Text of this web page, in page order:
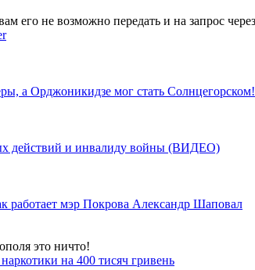
его не возможно передать и на запрос
а Орджоникидзе мог стать Солнцегорском!
действий и инвалиду войны (ВИДЕО)
работает мэр Покрова Александр Шаповал
это ничто!
на 400 тисяч гривень